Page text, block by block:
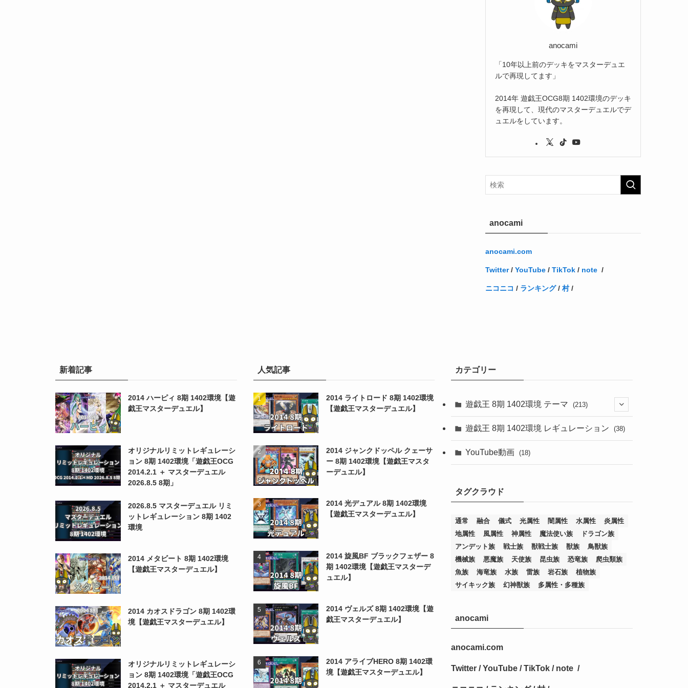
anocami
「10年以上前のデッキをマスターデュエ
ルで再現してます」
2014年 遊戯王OCG8期 1402環境のデッキ
を再現して、現代のマスターデュエルでデ
ュエルをしています。
anocami
anocami.com
Twitter / YouTube / TikTok / note /
ニコニコ / ランキング/ 村/
新着記事
2014 ハーピィ 8期 1402環境【遊
戯王マスターデュエル】
オリジナルリミットレギュレーシ
ョン 8期 1402環境「遊戯王OCG
2014.2.1 ＋ マスターデュエル
2026.8.5 8期」
2026.8.5 マスターデュエル リミ
ットレギュレーション 8期 1402
環境
2014 メタビート 8期 1402環境
【遊戯王マスターデュエル】
2014 カオスドラゴン 8期 1402環
境【遊戯王マスターデュエル】
オリジナルリミットレギュレーシ
ョン 8期 1402環境「遊戯王OCG
2014.2.1 ＋ マスターデュエル
人気記事
2014 ライトロード 8期 1402環境
【遊戯王マスターデュエル】
2014 ジャンクドッペル クェーサ
ー 8期 1402環境【遊戯王マスタ
ーデュエル】
2014 光デュアル 8期 1402環境
【遊戯王マスターデュエル】
2014 旋風BF ブラックフェザー 8
期 1402環境【遊戯王マスターデ
ュエル】
2014 ヴェルズ 8期 1402環境【遊
戯王マスターデュエル】
2014 アライブHERO 8期 1402環
境【遊戯王マスターデュエル】
カテゴリー
遊戯王 8期 1402環境 テーマ (213)
(76)
(19)
(1)
(1)
(2)
(1)
(1)
(2)
(36)
(3)
(4)
(1)
(1)
(1)
(1)
(1)
(2)
(8)
(3)
(1)
(1)
(1)
(67)
(1)
(12)
(2)
(1)
(19)
(3)
(2)
(1)
(1)
(3)
(1)
(5)
(1)
(4)
(1)
(12)
(1)
(1)
(3)
(5)
(1)
(1)
(1)
(1)
(4)
(2)
(1)
(9)
(4)
(2)
(11)
(4)
(1)
(47)
(2)
(1)
(5)
(1)
(3)
(1)
(1)
(21)
(2)
(1)
(14)
(2)
(4)
(1)
(1)
(5)
(1)
(1)
(59)
(23)
(2)
(7)
(15)
(1)
(1)
(1)
(4)
(1)
(33)
(17)
(1)
(5)
(3)
(1)
(1)
(7)
(5)
(2)
(16)
(14)
(5)
(24)
(1)
(31) (28)
遊戯王 8期 1402環境 レギュレーション (38)
YouTube動画 (18)
タグクラウド
通常 融合 儀式 光属性 闇属性 水属性
炎属性
地属性
風属性 神属性 魔法使い族
ドラゴン族
アンデット族
戦士族 獣戦士族 獣族
鳥獣族
機械族
悪魔族 天使族 昆虫族 恐竜族
爬虫類族
魚族
海竜族 水族 雷族 岩石族
植物族
サイキック族
幻神獣族 多属性・多種族
anocami
anocami.com
Twitter /YouTube /TikTok / note /